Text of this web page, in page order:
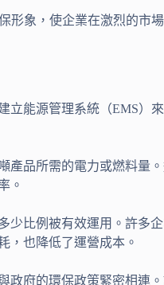
象，使企業在激烈的
能源管理系統（EMS
品所需的電力或燃料
。
比例被有效運用。許
，也降低了運營成本。
府的環保政策緊密相